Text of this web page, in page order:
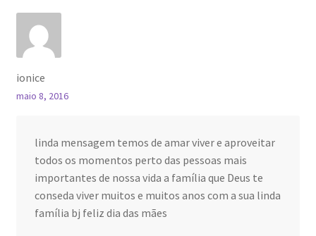
ionice
maio 8, 2016
linda mensagem temos de amar viver e aproveitar
todos os momentos perto das pessoas mais
importantes de nossa vida a família que Deus te
conseda viver muitos e muitos anos com a sua linda
família bj feliz dia das mães